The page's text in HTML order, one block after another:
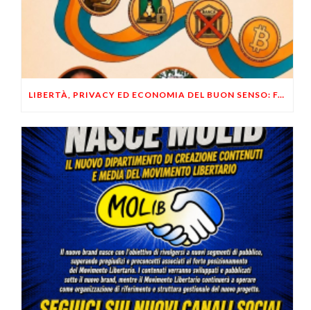
LIBERTÀ, PRIVACY ED ECONOMIA DEL BUON SENSO: FACCO E MUSUMECI A CASALECCHIO DI RENO (BO)